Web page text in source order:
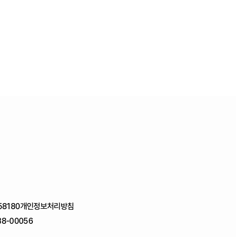
개인정보처리방침
00056